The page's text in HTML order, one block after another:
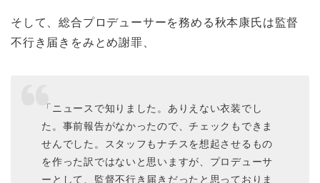
そして、総合プロデューサーを務める秋本康氏は監督
不行き届きをみとめ謝罪、
「ニュースで知りました。ありえない衣装でし
た。事前報告がなかったので、チェックもできま
せんでした。スタッフもナチスを想起させるもの
を作った訳ではないと思いますが、プロデューサ
ーとして、監督不行き届きだったと思っておりま